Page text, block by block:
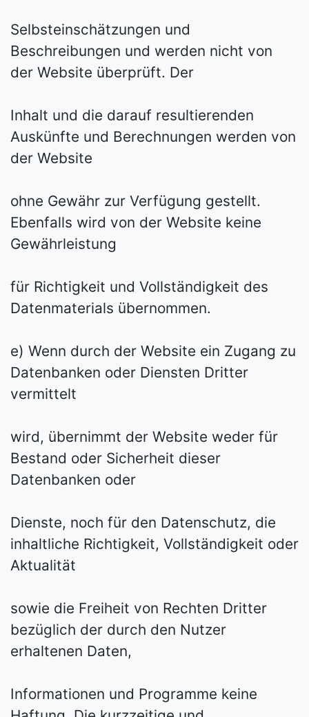
Selbsteinschätzungen und
Beschreibungen und werden nicht von
der Website überprüft. Der
Inhalt und die darauf resultierenden
Auskünfte und Berechnungen werden von
der Website
ohne Gewähr zur Verfügung gestellt.
Ebenfalls wird von der Website keine
Gewährleistung
für Richtigkeit und Vollständigkeit des
Datenmaterials übernommen.
e) Wenn durch der Website ein Zugang zu
Datenbanken oder Diensten Dritter
vermittelt
wird, übernimmt der Website weder für
Bestand oder Sicherheit dieser
Datenbanken oder
Dienste, noch für den Datenschutz, die
inhaltliche Richtigkeit, Vollständigkeit oder
Aktualität
sowie die Freiheit von Rechten Dritter
bezüglich der durch den Nutzer
erhaltenen Daten,
Informationen und Programme keine